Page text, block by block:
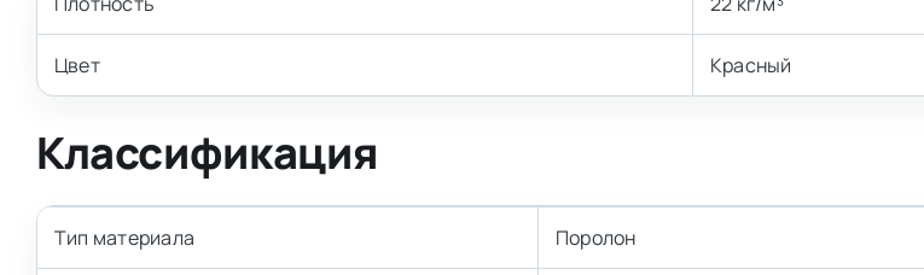
Цвет Красный
Классификация
Тип материала Поролон